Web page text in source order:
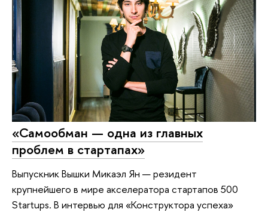
«Самообман — одна из главных
проблем в стартапах»
Выпускник Вышки Микаэл Ян — резидент
крупнейшего в мире акселератора стартапов 500
Startups. В интервью для «Конструктора успеха»